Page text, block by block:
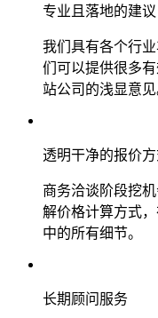
专业且落地的建议
我们具有各个行
们可以提供很多
站公司的浅显意见
透明干净的报价
商务洽谈阶段挖
解价格计算方式
中的所有细节。
长期顾问服务